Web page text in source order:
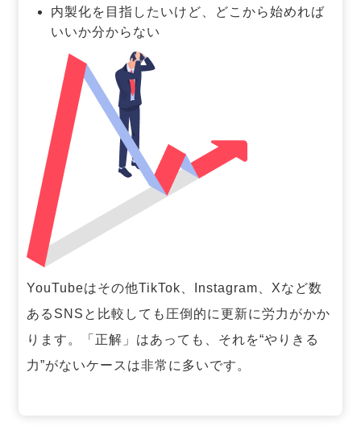
内製化を目指したいけど、どこから始めれば
いいか分からない
YouTubeはその他TikTok、Instagram、Xなど数
あるSNSと比較しても圧倒的に更新に労力がかか
ります。「正解」はあっても、それを“やりきる
力”がないケースは非常に多いです。